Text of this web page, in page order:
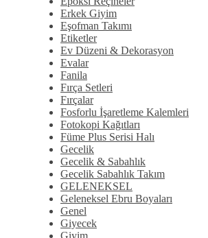
Erkek Giyim
Eşofman Takımı
Etiketler
Ev Düzeni & Dekorasyon
Evalar
Fanila
Fırça Setleri
Fırçalar
Fosforlu İşaretleme Kalemleri
Fotokopi Kağıtları
Füme Plus Serisi Halı
Gecelik
Gecelik & Sabahlık
Gecelik Sabahlık Takım
GELENEKSEL
Geleneksel Ebru Boyaları
Genel
Giyecek
Giyim